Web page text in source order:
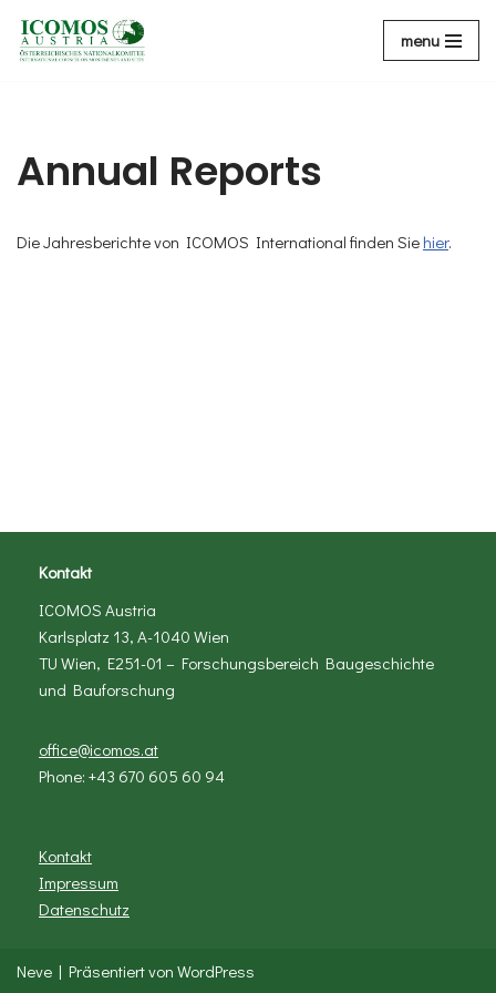
Zum
menu
Annual Reports
Die Jahresberichte von ICOMOS International finden Sie hier.
Kontakt
ICOMOS Austria
Karlsplatz 13, A-1040 Wien
TU Wien, E251-01 – Forschungsbereich Baugeschichte
und Bauforschung
office@icomos.at
Phone: +43 670 605 60 94
Kontakt
Impressum
Datenschutz
Neve | Präsentiert von WordPress